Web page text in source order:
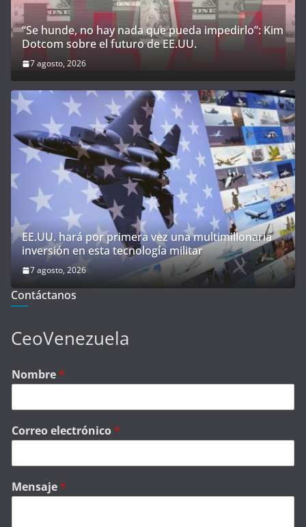
“Se hunde, no hay nada que pueda impedirlo”: Kim
Dotcom sobre el futuro de EE.UU.
7 agosto, 2026
EE.UU. hará por primera vez una multimillonaria
inversión en esta tecnología militar
7 agosto, 2026
Contáctanos
CeoVenezuela
Nombre*
Correo electrónico*
Mensaje*